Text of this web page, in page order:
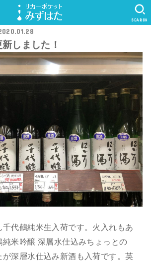
SEARCH
しました！
代鶴純米生入荷です。火入れもあ
純米吟醸 深層水仕込みちょっとの
が深層水仕込み新酒も入荷です。英